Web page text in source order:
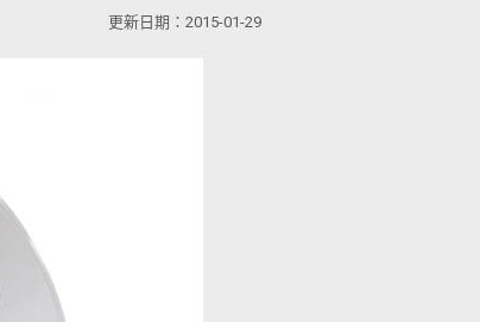
更新日期：2015-01-29